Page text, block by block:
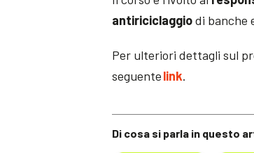
Di cosa si parla in questo
antiriciclaggiodi banche
Per ulteriori dettagli sul
seguentelink.